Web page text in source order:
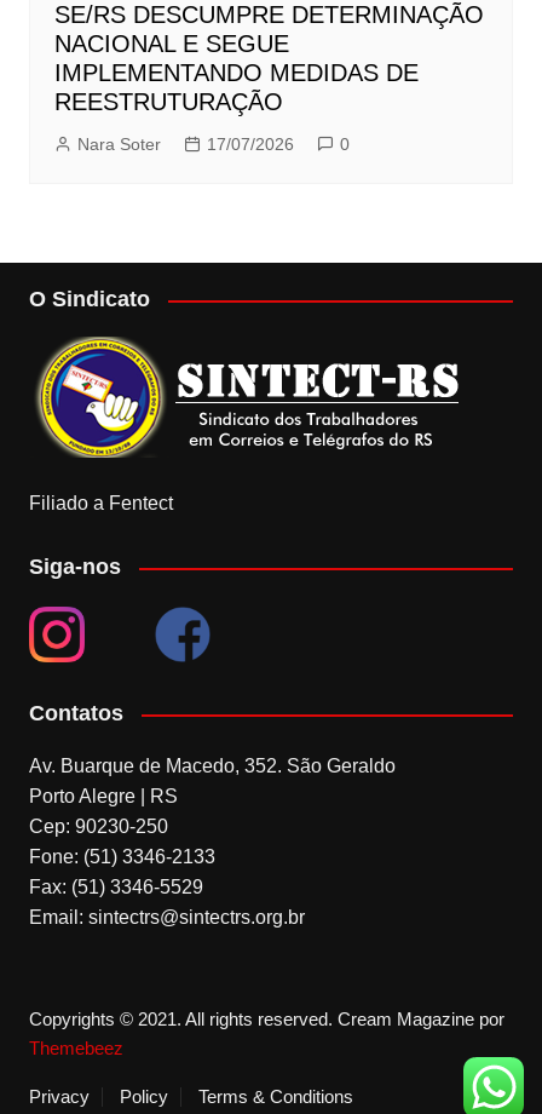
SE/RS DESCUMPRE DETERMINAÇÃO
NACIONAL E SEGUE
IMPLEMENTANDO MEDIDAS DE
REESTRUTURAÇÃO
Nara Soter 17/07/2026 0
O Sindicato
Filiado a Fentect
Siga-nos
Contatos
Av. Buarque de Macedo, 352. São Geraldo
Porto Alegre | RS
Cep: 90230-250
Fone: (51) 3346-2133
Fax: (51) 3346-5529
Email: sintectrs@sintectrs.org.br
Copyrights © 2021. All rights reserved. Cream Magazine por
Themebeez
Privacy Policy Terms & Conditions